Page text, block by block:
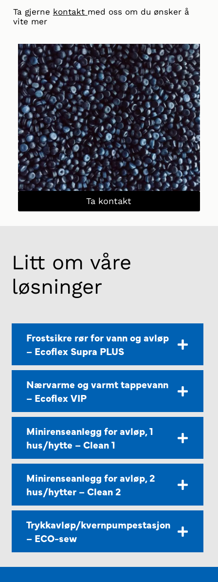
Ta gjerne kontakt med oss om du ønsker å
vite mer
Ta kontakt
Litt om våre
løsninger
Frostsikre rør for vann og avløp
– Ecoflex Supra PLUS
Nærvarme og varmt tappevann
– Ecoflex VIP
Minirenseanlegg for avløp, 1
hus/hytte – Clean 1
Minirenseanlegg for avløp, 2
hus/hytter – Clean 2
Trykkavløp/kvernpumpestasjon
– ECO-sew